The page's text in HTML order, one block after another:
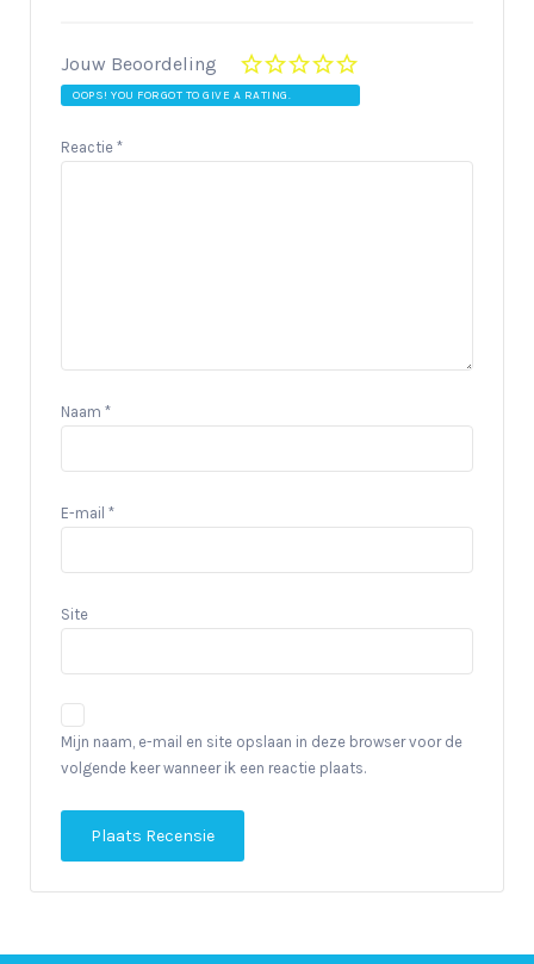
Jouw Beoordeling
OOPS! YOU FORGOT TO GIVE A RATING.
Reactie *
Naam *
E-mail *
Site
Mijn naam, e-mail en site opslaan in deze browser voor de
volgende keer wanneer ik een reactie plaats.